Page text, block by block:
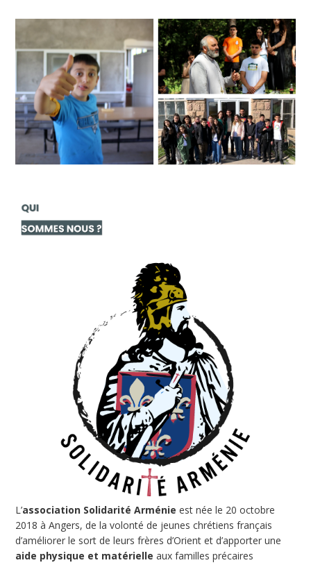
L’association Solidarité Arménie est née le 20 octobre
2018 à Angers, de la volonté de jeunes chrétiens français
d’améliorer le sort de leurs frères d’Orient et d’apporter une
aide physique et matérielle aux familles précaires